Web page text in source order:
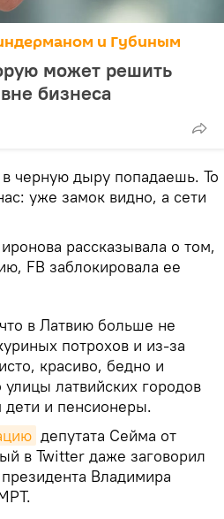
и Губиным
может решить
бизнеса
черную дыру попадаешь. То
уже замок видно, а сети
рассказывала о том,
FB заблокировала ее
в Латвию больше не
потрохов и из-за
красиво, бедно и
латвийских городов
дети и пенсионеры.
депутата Сейма от
в Twitter даже заговорил
Владимира